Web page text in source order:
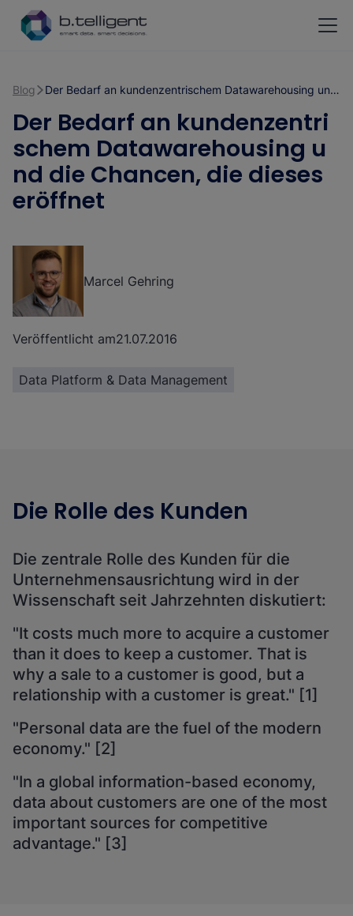
Zum Hauptinhalt springen
Blog Der Bedarf an kundenzentrischem Datawarehousing und die Chancen, die dieses eröffnet
Der Bedarf an kundenzentri
schem Datawarehousing u
nd die Chancen, die dieses
eröffnet
Marcel Gehring
Veröffentlicht am21.07.2016
Data Platform & Data Management
Die Rolle des Kunden
Die zentrale Rolle des Kunden für die
Unternehmensausrichtung wird in der
Wissenschaft seit Jahrzehnten diskutiert:
"It costs much more to acquire a customer
than it does to keep a customer. That is
why a sale to a customer is good, but a
relationship with a customer is great." [1]
"Personal data are the fuel of the modern
economy." [2]
"In a global information-based economy,
data about customers are one of the most
important sources for competitive
advantage." [3]